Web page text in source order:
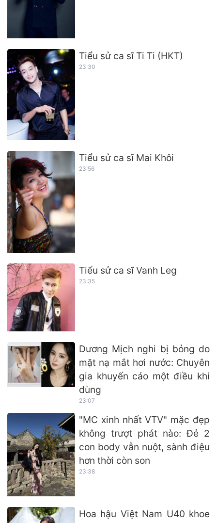
Tiểu sử ca sĩ Ti Ti (HKT)
23:30
Tiểu sử ca sĩ Mai Khôi
23:56
Tiểu sử ca sĩ Vanh Leg
23:35
Dương Mịch nghi bị bỏng do
mặt nạ mắt hơi nước: Chuyên
gia khuyến cáo một điều khi
dùng
23:07
"MC xinh nhất VTV" mặc đẹp
không trượt phát nào: Đẻ 2
con body vẫn nuột, sành điệu
hơn thời còn son
23:38
Hoa hậu Việt Nam U40 khoe